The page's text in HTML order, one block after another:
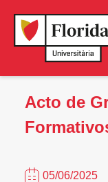
Acto de
05/06/2025